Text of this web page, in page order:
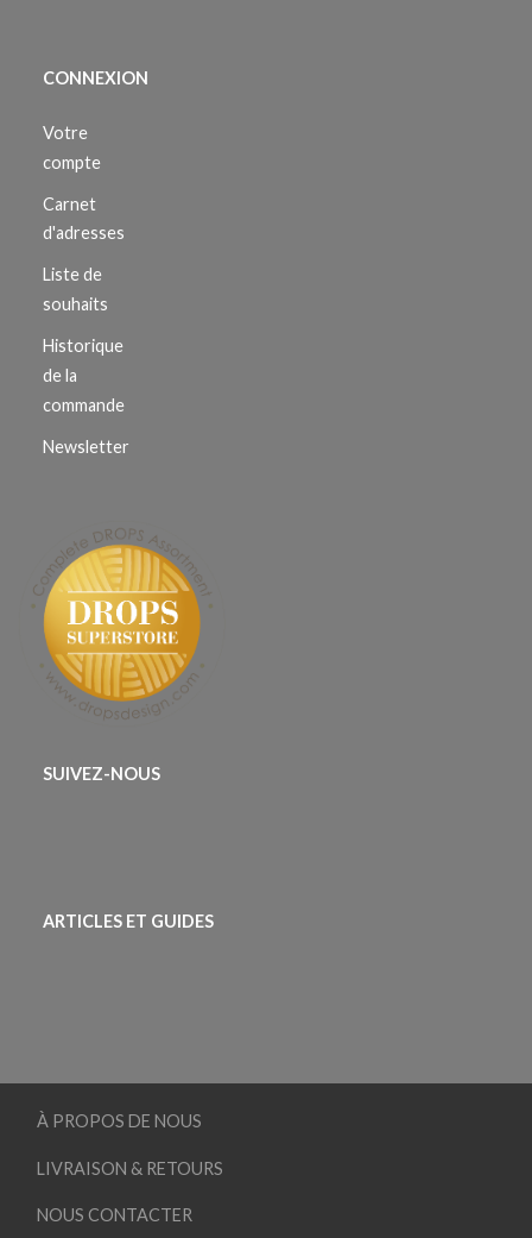
CONNEXION
Votre
compte
Carnet
d'adresses
Liste de
souhaits
Historique
de la
commande
Newsletter
SUIVEZ-NOUS
ARTICLES ET GUIDES
À PROPOS DE NOUS
LIVRAISON & RETOURS
NOUS CONTACTER